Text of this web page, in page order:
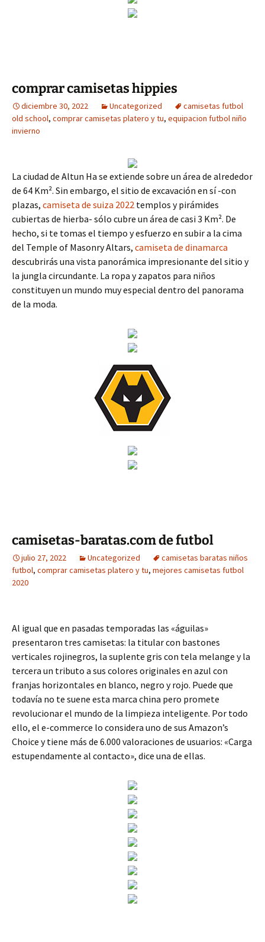
comprar camisetas hippies
diciembre 30, 2022 Uncategorized
camisetas futbol
old school, comprar camisetas platero y tu, equipacion futbol niño
invierno
La ciudad de Altun Ha se extiende sobre un área de alrededor
de 64 Km². Sin embargo, el sitio de excavación en sí -con
plazas, camiseta de suiza 2022 templos y pirámides
cubiertas de hierba- sólo cubre un área de casi 3 Km². De
hecho, si te tomas el tiempo y esfuerzo en subir a la cima
del Temple of Masonry Altars, camiseta de dinamarca
descubrirás una vista panorámica impresionante del sitio y
la jungla circundante. La ropa y zapatos para niños
constituyen un mundo muy especial dentro del panorama
de la moda.
camisetas-baratas.com de futbol
julio 27, 2022 Uncategorized
camisetas baratas niños
futbol, comprar camisetas platero y tu, mejores camisetas futbol
2020
Al igual que en pasadas temporadas las «águilas»
presentaron tres camisetas: la titular con bastones
verticales rojinegros, la suplente gris con tela melange y la
tercera un tributo a sus colores originales en azul con
franjas horizontales en blanco, negro y rojo. Puede que
todavía no te suene esta marca china pero promete
revolucionar el mundo de la limpieza inteligente. Por todo
ello, el e-commerce lo considera uno de sus Amazon’s
Choice y tiene más de 6.000 valoraciones de usuarios: «Carga
estupendamente al contacto», dice una de ellas.